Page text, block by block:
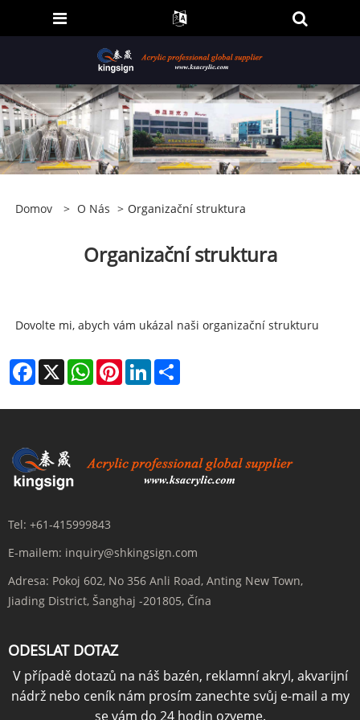
Domov > O Nás > Organizační struktura
Organizační struktura
Dovolte mi, abych vám ukázal naši organizační strukturu
Facebook
X WhatsAppPinterestLinkedIn
Tel: +61-415999843
E-mailem: inquiry@shkingsign.com
Adresa: Pokoj 602, No 356 Anli Road, Anting New Town,
Jiading District, Šanghaj -201805, Čína
ODESLAT DOTAZ
V případě dotazů na náš bazén, reklamní akryl, akvarijní
nádrž nebo ceník nám prosím zanechte svůj e-mail a my
se vám do 24 hodin ozveme.